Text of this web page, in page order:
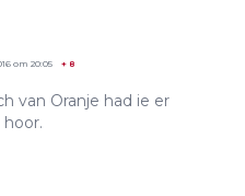
om 20:05 + 8
van Oranje had ie er